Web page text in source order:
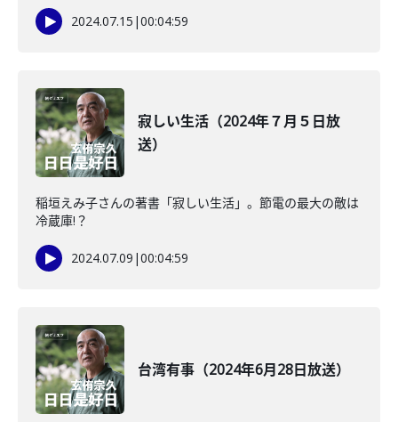
2024.07.15 |00:04:59
寂しい生活（2024年７月５日放
送）
稲垣えみ子さんの著書「寂しい生活」。節電の最大の敵は
冷蔵庫!？
2024.07.09 |00:04:59
台湾有事（2024年6月28日放送）